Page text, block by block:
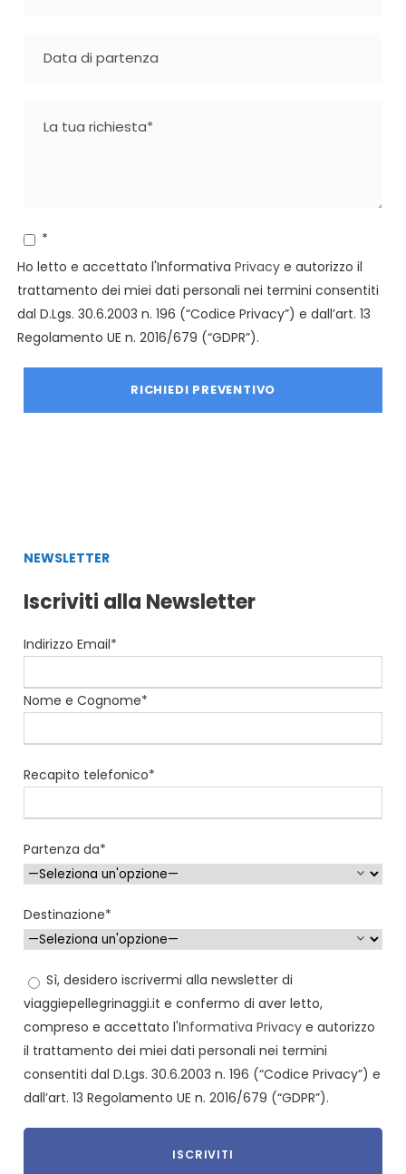
*
Ho letto e accettato l'Informativa Privacy e autorizzo il
trattamento dei miei dati personali nei termini consentiti
dal D.Lgs. 30.6.2003 n. 196 (“Codice Privacy”) e dall’art. 13
Regolamento UE n. 2016/679 (“GDPR”).
NEWSLETTER
Iscriviti alla Newsletter
Indirizzo Email*
Nome e Cognome*
Recapito telefonico*
Partenza da*
Destinazione*
Sì, desidero iscrivermi alla newsletter di
viaggiepellegrinaggi.it e confermo di aver letto,
compreso e accettato l'Informativa Privacy e autorizzo
il trattamento dei miei dati personali nei termini
consentiti dal D.Lgs. 30.6.2003 n. 196 (“Codice Privacy”) e
dall’art. 13 Regolamento UE n. 2016/679 (“GDPR”).